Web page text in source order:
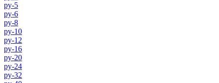
py-5
py-6
py-8
py-10
py-12
py-16
py-20
py-24
py-32